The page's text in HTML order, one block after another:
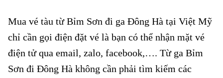
Mua vé tàu từ Bỉm Sơn đi ga Đông Hà tại Việt Mỹ
chỉ cần gọi điện đặt vé là bạn có thể nhận mặt vé
điện tử qua email, zalo, facebook,…. Từ ga Bỉm
Sơn đi Đông Hà không cần phải tìm kiếm các